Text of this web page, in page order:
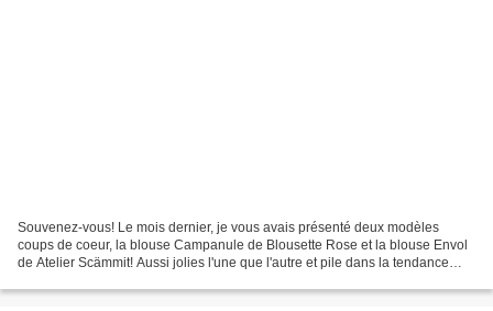
Souvenez-vous! Le mois dernier, je vous avais présenté deux modèles
coups de coeur, la blouse Campanule de Blousette Rose et la blouse Envol
de Atelier Scämmit! Aussi jolies l'une que l'autre et pile dans la tendance